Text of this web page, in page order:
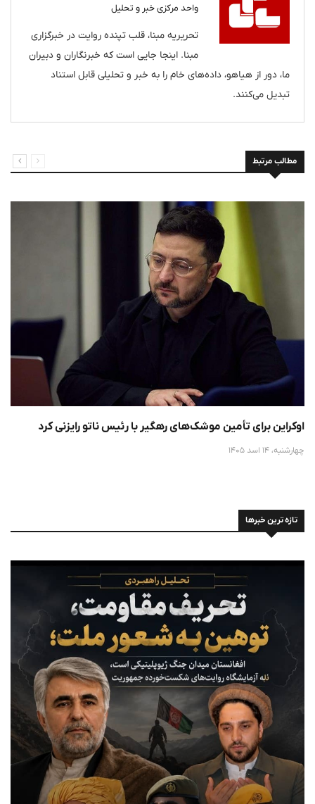
واحد مرکزی خبر و تحلیل
تحریریه مبنا، قلب تپنده روایت در خبرگزاری
مبنا. اینجا جایی است که خبرنگاران و دبیران
ما، دور از هیاهو، داده‌های خام را به خبر و تحلیلی قابل استناد
تبدیل می‌کنند.
مطالب مرتبط
اوکراین برای تأمین موشک‌های رهگیر با رئیس ناتو رایزنی کرد
چهارشنبه، 14 اسد 1405
تازه ترین خبرها